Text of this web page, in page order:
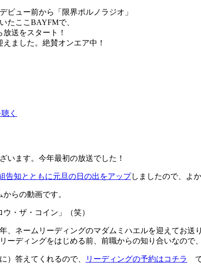
ビュー前から「限界ポルノラジオ」
たここBAYFMで、
送をスタート！
えました。絶賛オンエア中！
く
います。今年最初の放送でした！
告知とともに元旦の日の出をアップしましたので、よ
らの動画です。
・ザ・コイン」（笑）
、ネームリーディングのマダムミハエルを迎えてお
ーディングをはじめる前、前職からの知り合いなので
）答えてくれるので、 リーディングの予約はコチラ で